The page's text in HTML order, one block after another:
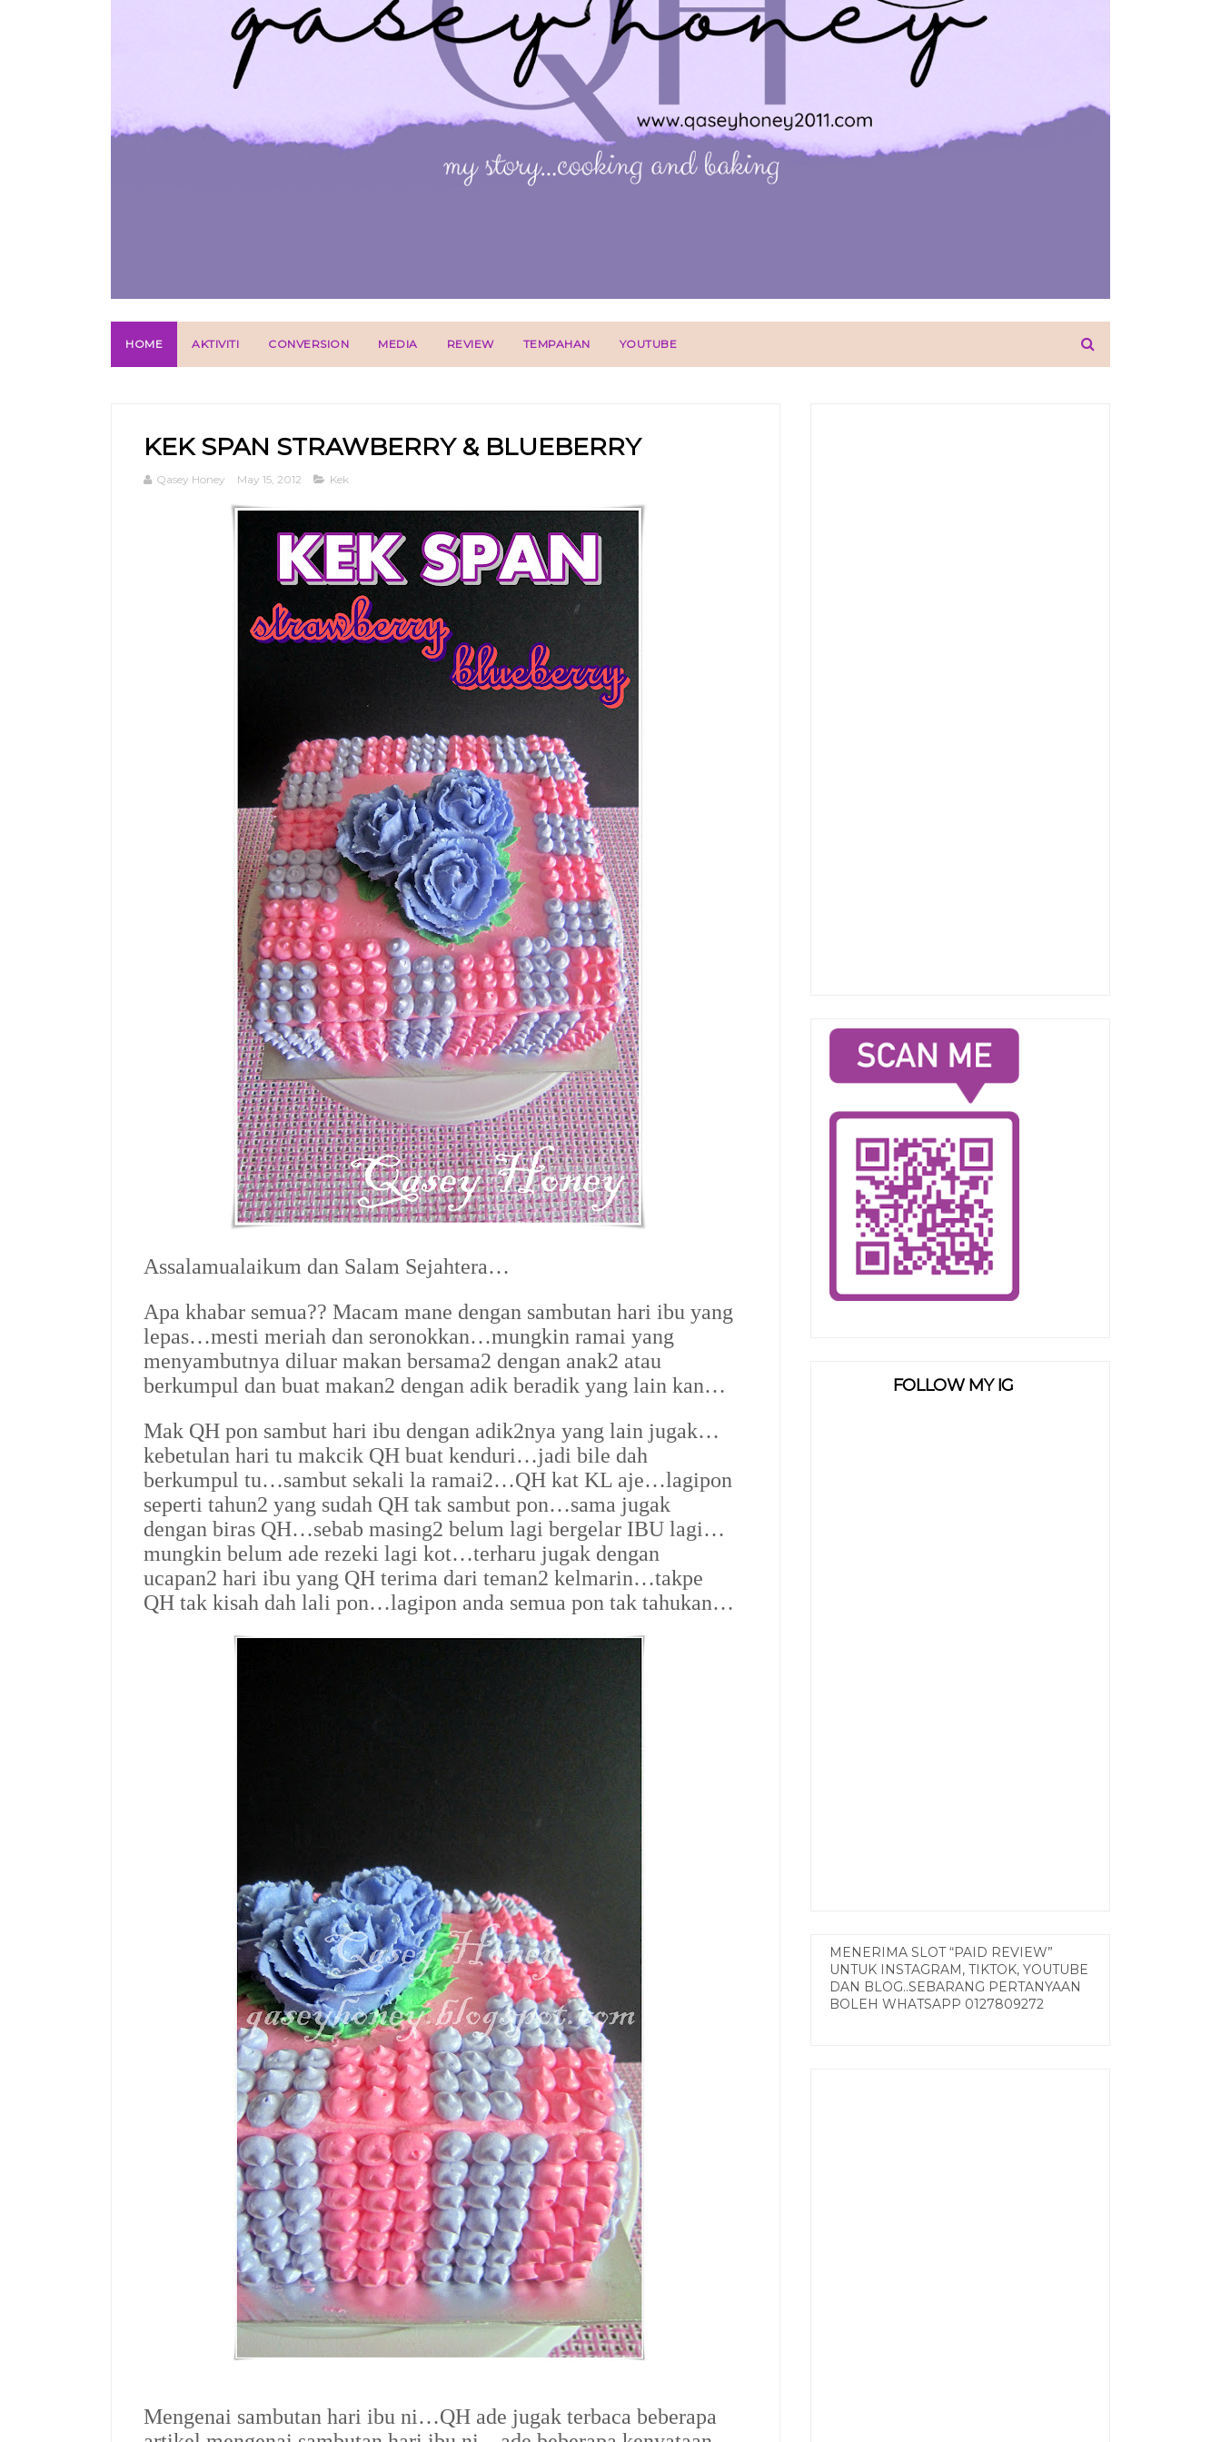
HOME AKTIVITI CONVERSION MEDIA REVIEW TEMPAHAN YOUTUBE
KEK SPAN STRAWBERRY & BLUEBERRY
Qasey Honey May 15, 2012 Kek
Assalamualaikum dan Salam Sejahtera…
Apa khabar semua?? Macam mane dengan sambutan hari ibu yang
lepas…mesti meriah dan seronokkan…mungkin ramai yang
menyambutnya diluar makan bersama2 dengan anak2 atau
berkumpul dan buat makan2 dengan adik beradik yang lain kan…
Mak QH pon sambut hari ibu dengan adik2nya yang lain jugak…
kebetulan hari tu makcik QH buat kenduri…jadi bile dah
berkumpul tu…sambut sekali la ramai2…QH kat KL aje…lagipon
seperti tahun2 yang sudah QH tak sambut pon…sama jugak
dengan biras QH…sebab masing2 belum lagi bergelar IBU lagi…
mungkin belum ade rezeki lagi kot…terharu jugak dengan
ucapan2 hari ibu yang QH terima dari teman2 kelmarin…takpe
QH tak kisah dah lali pon…lagipon anda semua pon tak tahukan…
Mengenai sambutan hari ibu ni…QH ade jugak terbaca beberapa
FOLLOW MY IG
MENERIMA SLOT “PAID REVIEW”
UNTUK INSTAGRAM, TIKTOK, YOUTUBE
DAN BLOG..SEBARANG PERTANYAAN
BOLEH WHATSAPP 0127809272